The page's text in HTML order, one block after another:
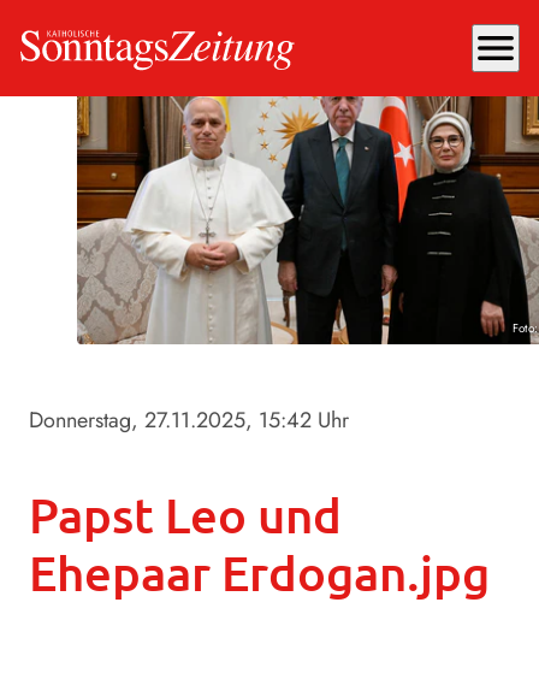
menu
Donnerstag, 27.11.2025, 15:42 Uhr
Papst Leo und
Ehepaar Erdogan.jpg